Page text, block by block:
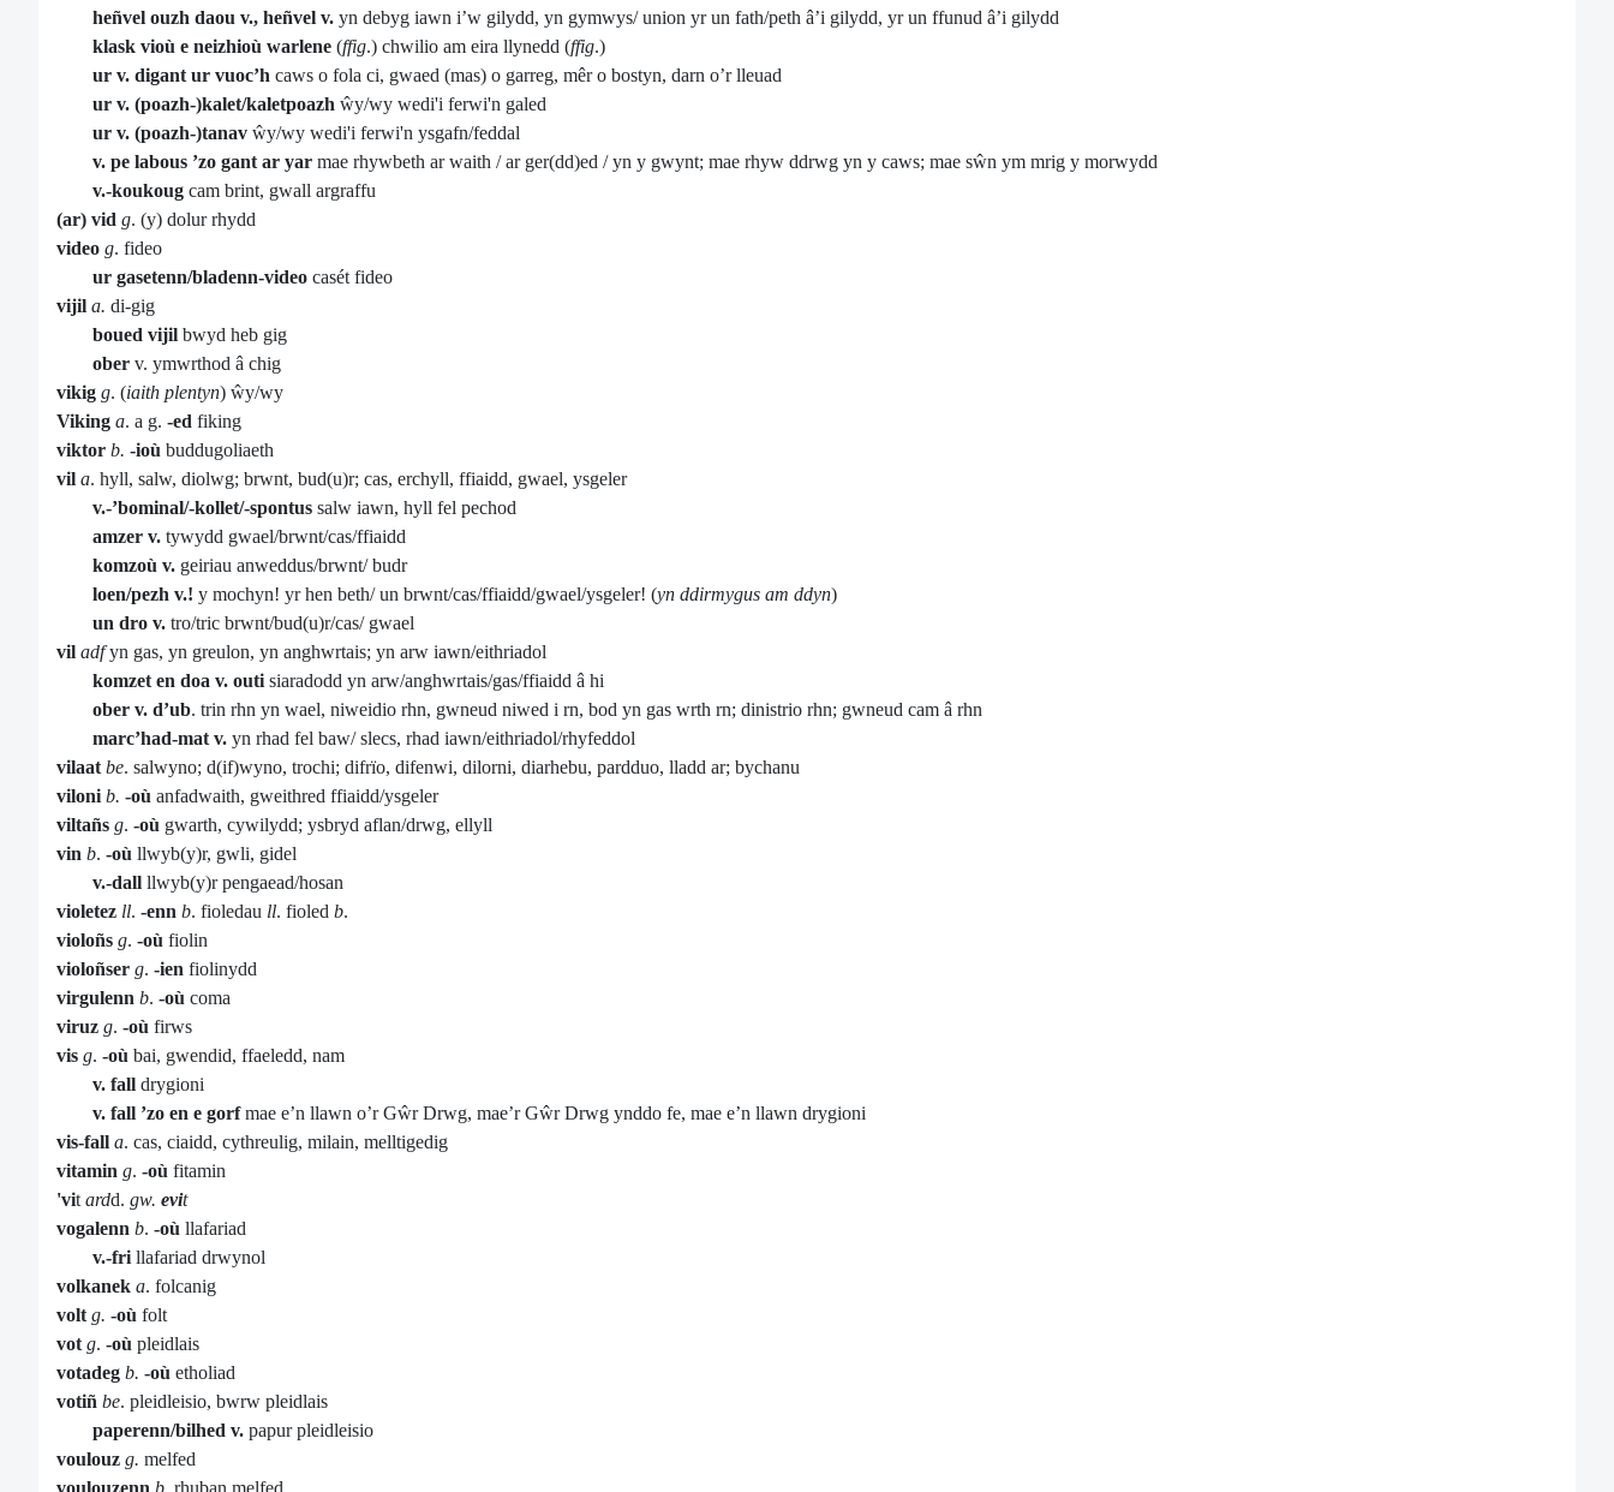
heñvel ouzh daou v., heñvel v. yn debyg iawn i’w gilydd, yn gymwys/ union yr un fath/peth â’i gilydd, yr un ffunud â’i gilydd
klask vioù e neizhioù warlene (ffig.) chwilio am eira llynedd (ffig.)
ur v. digant ur vuoc’h caws o fola ci, gwaed (mas) o garreg, mêr o bostyn, darn o’r lleuad
ur v. (poazh-)kalet/kaletpoazh ŵy/wy wedi'i ferwi'n galed
ur v. (poazh-)tanav ŵy/wy wedi'i ferwi'n ysgafn/feddal
v. pe labous ’zo gant ar yar mae rhywbeth ar waith / ar ger(dd)ed / yn y gwynt; mae rhyw ddrwg yn y caws; mae sŵn ym mrig y morwydd
v.-koukoug cam brint, gwall argraffu
(ar) vid g. (y) dolur rhydd
video g. fideo
ur gasetenn/bladenn-video casét fideo
vijil a. di-gig
boued vijil bwyd heb gig
ober v. ymwrthod â chig
vikig g. (iaith plentyn) ŵy/wy
Viking a. a g. -ed fiking
viktor b. -ioù buddugoliaeth
vil a. hyll, salw, diolwg; brwnt, bud(u)r; cas, erchyll, ffiaidd, gwael, ysgeler
v.-’bominal/-kollet/-spontus salw iawn, hyll fel pechod
amzer v. tywydd gwael/brwnt/cas/ffiaidd
komzoù v. geiriau anweddus/brwnt/ budr
loen/pezh v.! y mochyn! yr hen beth/ un brwnt/cas/ffiaidd/gwael/ysgeler! (yn ddirmygus am ddyn)
un dro v. tro/tric brwnt/bud(u)r/cas/ gwael
vil adfyn gas, yn greulon, yn anghwrtais; yn arw iawn/eithriadol
komzet en doa v. outi siaradodd yn arw/anghwrtais/gas/ffiaidd â hi
ober v. d’ub. trin rhn yn wael, niweidio rhn, gwneud niwed i rn, bod yn gas wrth rn; dinistrio rhn; gwneud cam â rhn
marc’had-mat v. yn rhad fel baw/ slecs, rhad iawn/eithriadol/rhyfeddol
vilaat be. salwyno; d(if)wyno, trochi; difrïo, difenwi, dilorni, diarhebu, pardduo, lladd ar; bychanu
viloni b. -où anfadwaith, gweithred ffiaidd/ysgeler
viltañs g. -où gwarth, cywilydd; ysbryd aflan/drwg, ellyll
vin b. -où llwyb(y)r, gwli, gidel
v.-dall llwyb(y)r pengaead/hosan
violetez ll. -enn b. fioledau ll. fioled b.
violoñs g. -où fiolin
violoñser g. -ien fiolinydd
virgulenn b. -où coma
viruz g. -où firws
vis g. -où bai, gwendid, ffaeledd, nam
v. fall drygioni
v. fall ’zo en e gorfmae e’n llawn o’r Gŵr Drwg, mae’r Gŵr Drwg ynddo fe, mae e’n llawn drygioni
vis-fall a. cas, ciaidd, cythreulig, milain, melltigedig
vitamin g. -où fitamin
'vit ardd. gw. evit
vogalenn b. -où llafariad
v.-fri llafariad drwynol
volkanek a. folcanig
volt g. -où folt
vot g. -où pleidlais
votadeg b. -où etholiad
votiñ be. pleidleisio, bwrw pleidlais
paperenn/bilhed v. papur pleidleisio
voulouz g. melfed
voulouzenn b. rhuban melfed